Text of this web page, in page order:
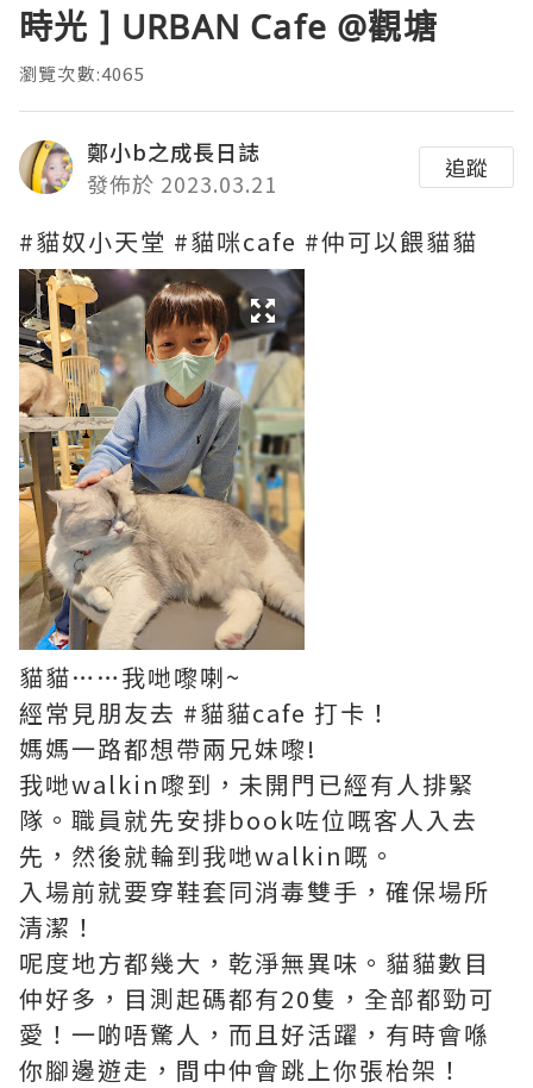
時光 ] URBAN Cafe @觀塘
瀏覽次數:4065
鄭小b之成長日誌
發佈於 2023.03.21
追蹤
#貓奴小天堂 #貓咪cafe #仲可以餵貓貓
貓貓……我哋嚟喇~
經常見朋友去 #貓貓cafe 打卡！
媽媽一路都想帶兩兄妹嚟!
我哋walkin嚟到，未開門已經有人排緊
隊。職員就先安排book咗位嘅客人入去
先，然後就輪到我哋walkin嘅。
入場前就要穿鞋套同消毒雙手，確保場所
清潔！
呢度地方都幾大，乾淨無異味。貓貓數目
仲好多，目測起碼都有20隻，全部都勁可
愛！一啲唔驚人，而且好活躍，有時會喺
你腳邊遊走，間中仲會跳上你張枱架！